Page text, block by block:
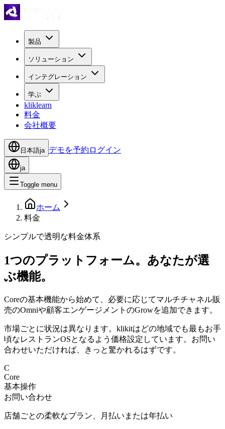
製品
ソリューション
インテグレーション
学ぶ
kliklearn
料金
会社概要
日本語ja デモを予約 ログイン
ja
Toggle menu
ホーム
料金
シンプルで透明な料金体系
1つのプラットフォーム。あなたが選
ぶ機能。
Coreの基本機能から始めて、必要に応じてマルチチャネル販
売のOmniや顧客エンゲージメントのGrowを追加できます。
市場ごとに状況は異なります。klikitはどの地域でも最もお手
頃なレストランOSとなるよう価格設定しています。お問い
合わせいただければ、きっと驚かれるはずです。
C
Core
基本操作
お問い合わせ
店舗ごとの柔軟なプラン、月払いまたは年払い